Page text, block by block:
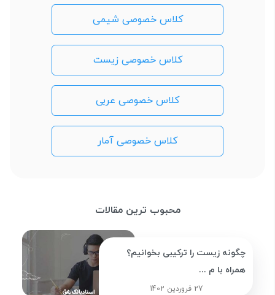
کلاس خصوصی شیمی
کلاس خصوصی زیست
کلاس خصوصی عربی
کلاس خصوصی آمار
محبوب ترین مقالات
چگونه زیست را ترکیبی بخوانیم؟
همراه با م ...
27 فروردین 1402